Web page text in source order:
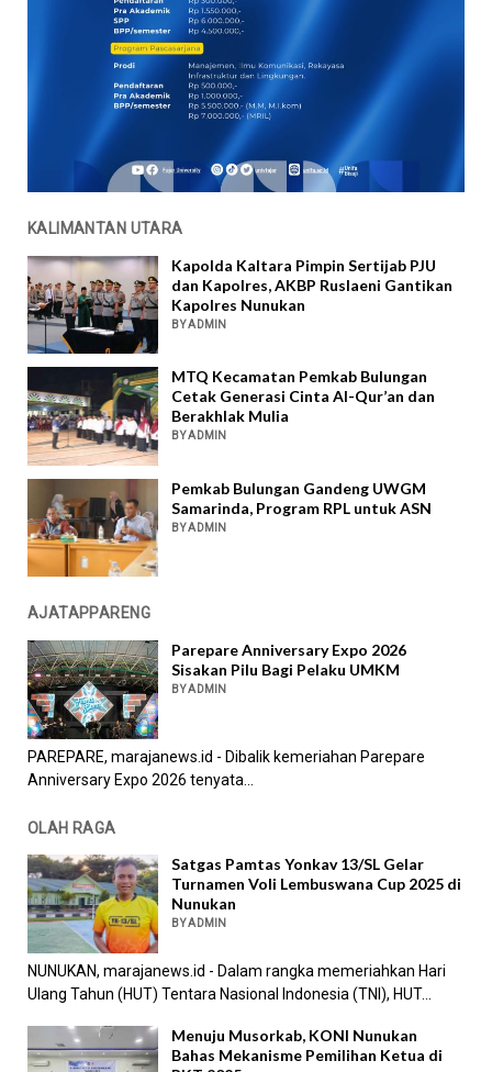
KALIMANTAN UTARA
Kapolda Kaltara Pimpin Sertijab PJU
dan Kapolres, AKBP Ruslaeni Gantikan
Kapolres Nunukan
BY ADMIN
MTQ Kecamatan Pemkab Bulungan
Cetak Generasi Cinta Al-Qur’an dan
Berakhlak Mulia
BY ADMIN
Pemkab Bulungan Gandeng UWGM
Samarinda, Program RPL untuk ASN
BY ADMIN
AJATAPPARENG
Parepare Anniversary Expo 2026
Sisakan Pilu Bagi Pelaku UMKM
BY ADMIN
PAREPARE, marajanews.id - Dibalik kemeriahan Parepare
Anniversary Expo 2026 tenyata...
OLAH RAGA
Satgas Pamtas Yonkav 13/SL Gelar
Turnamen Voli Lembuswana Cup 2025 di
Nunukan
BY ADMIN
NUNUKAN, marajanews.id - Dalam rangka memeriahkan Hari
Ulang Tahun (HUT) Tentara Nasional Indonesia (TNI), HUT...
Menuju Musorkab, KONI Nunukan
Bahas Mekanisme Pemilihan Ketua di